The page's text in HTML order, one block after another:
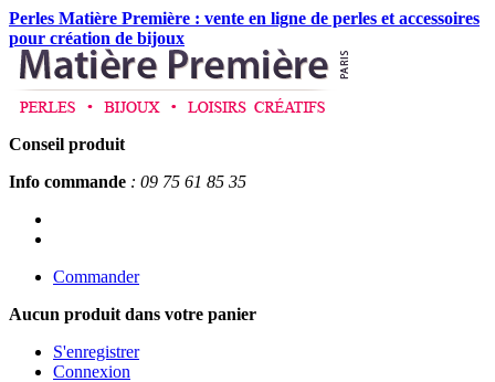
Perles Matière Première : vente en ligne de perles et accessoires
pour création de bijoux
Conseil produit
Info commande : 09 75 61 85 35
Commander
Aucun produit dans votre panier
S'enregistrer
Connexion